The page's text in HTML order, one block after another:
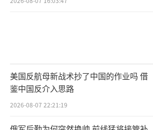
美国反航母新战术抄了中国的作业吗 借
鉴中国反介入思路
2026-08-07 22:21:19